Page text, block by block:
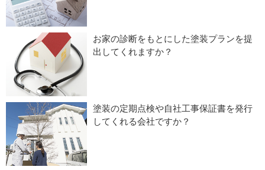
お家の診断をもとにした塗装プランを提
出してくれますか？
塗装の定期点検や自社工事保証書を発行
してくれる会社ですか？